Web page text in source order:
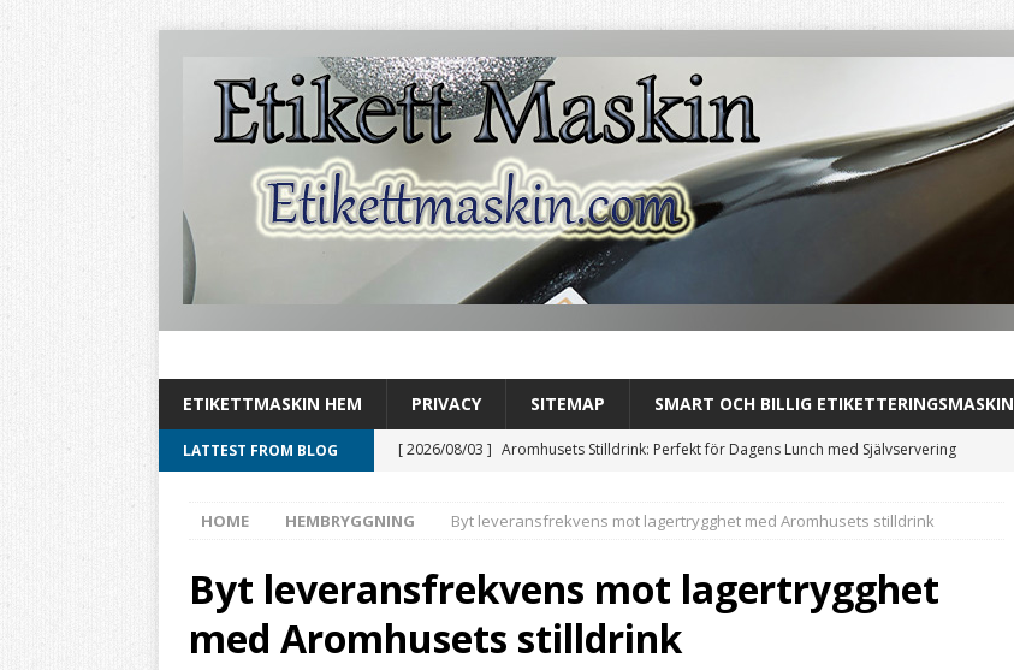
ETIKETTMASKIN HEM PRIVACY SITEMAP SMART OCH BILLIG ETIKETTERINGSMASKIN
LATTEST FROM BLOG [ 2026/08/03 ] Aromhusets Stilldrink: Perfekt för Dagens Lunch med Självservering
[ 2026/08/02 ] Byt över helt till Aromhusets stilldrink under lunchen och se skillnaden i
resultatet
HEMBRYGGNING
Aromhusets stilldrink: det enkla sättet att kapa läskkostnaderna
HEMBRYGGNING
HOME HEMBRYGGNING Byt leveransfrekvens mot lagertrygghet med Aromhusets stilldrink
Byt leveransfrekvens mot lagertrygghet
med Aromhusets stilldrink